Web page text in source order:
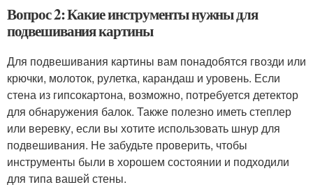
Вопрос 2: Какие инструменты нужны для
подвешивания картины
Для подвешивания картины вам понадобятся гвозди или
крючки, молоток, рулетка, карандаш и уровень. Если
стена из гипсокартона, возможно, потребуется детектор
для обнаружения балок. Также полезно иметь степлер
или веревку, если вы хотите использовать шнур для
подвешивания. Не забудьте проверить, чтобы
инструменты были в хорошем состоянии и подходили
для типа вашей стены.